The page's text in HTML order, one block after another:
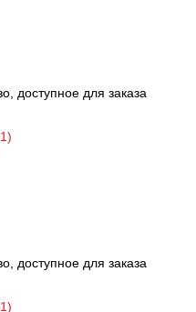
доступное для заказа
доступное для заказа